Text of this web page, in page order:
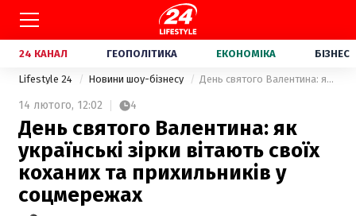
24 КАНАЛ ГЕОПОЛІТИКА ЕКОНОМІКА БІЗНЕС
Lifestyle 24 Новини шоу-бізнесу День святого Валентина: як українські зірки вітають своїх коханих та прихильників у соцмережах
14 лютого, 12:02 4
День святого Валентина: як
українські зірки вітають своїх
коханих та прихильників у
соцмережах